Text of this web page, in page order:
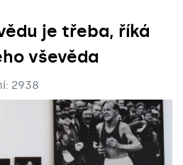
je třeba, říká
vševěda
2938